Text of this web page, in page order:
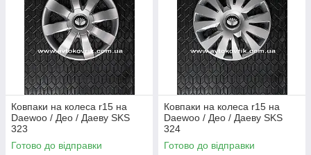
Ковпаки на колеса r15 на
Daewoo / Део / Даеву SKS
323
Готово до відправки
Ковпаки на колеса r15 на
Daewoo / Део / Даеву SKS
324
Готово до відправки